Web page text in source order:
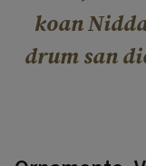
koan
drum san